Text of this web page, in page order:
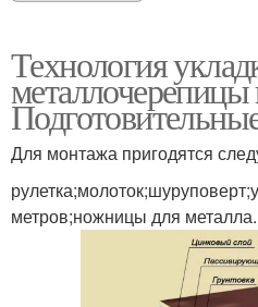
Технология
Для монтажа пригодятся
метров;ножницы для металла.